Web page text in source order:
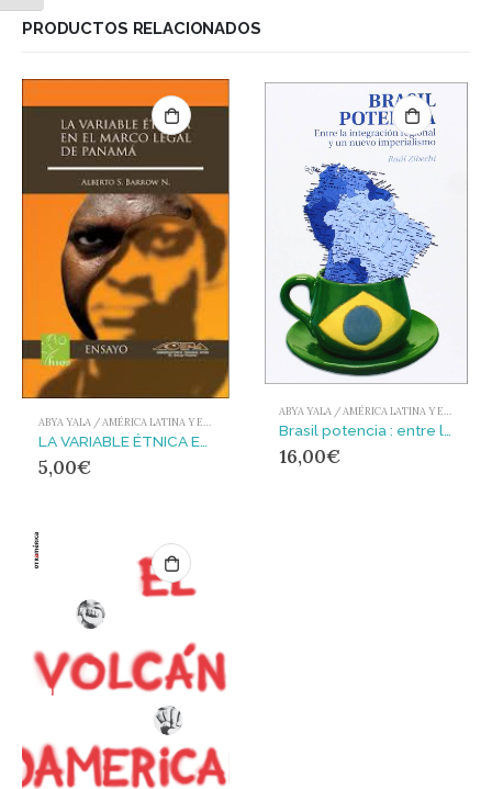
PRODUCTOS RELACIONADOS
ABYA YALA / AMÉRICA LATINA Y EL CARIBE
LA VARIABLE ÉTNICA EN EL MARCO LEGAL DE PANAMÁ
5,00€
ABYA YALA / AMÉRICA LATINA Y EL CARIBE
16,00€